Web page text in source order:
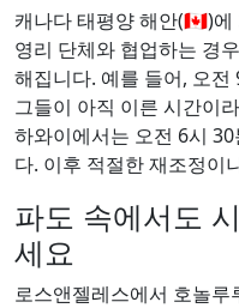
캐나다 태평양 해안(🇨🇦)
영리 단체와 협업하는 경
해집니다. 예를 들어, 오
그들이 아직 이른 시간이
하와이에서는 오전 6시
다. 이후 적절한 재조정이
파도 속에서도
세요
로스앤젤레스에서 호놀